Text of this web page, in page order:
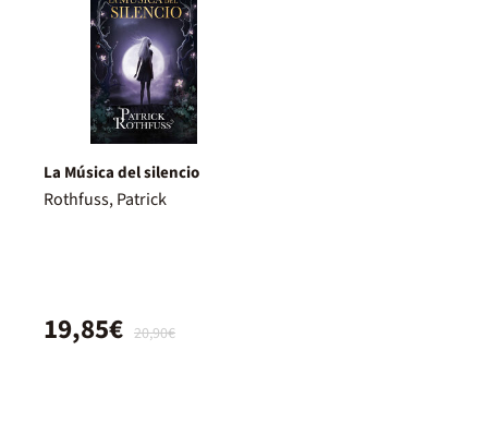
La Música del silencio
Rothfuss, Patrick
20,90€
19,85€